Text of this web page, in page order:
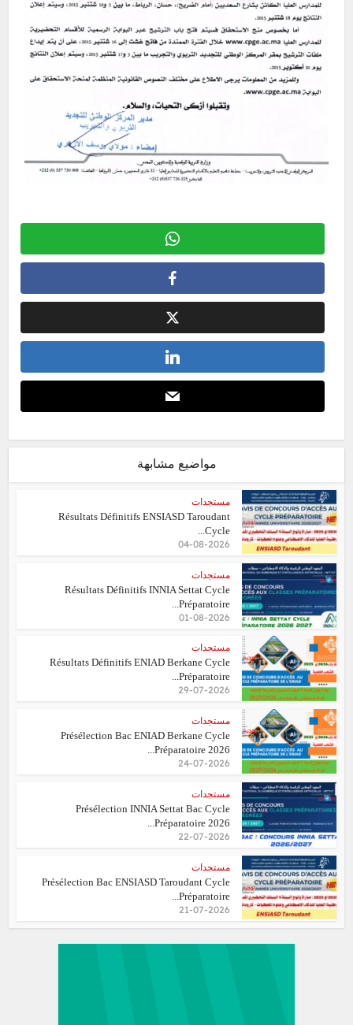
مواضيع مشابهة
مستجدات
Résultats Définitifs ENSIASD Taroudant
Cycle...
04-08-2026
مستجدات
Résultats Définitifs INNIA Settat Cycle
Préparatoire...
01-08-2026
مستجدات
Résultats Définitifs ENIAD Berkane Cycle
Préparatoire...
29-07-2026
مستجدات
Présélection Bac ENIAD Berkane Cycle
Préparatoire 2026...
24-07-2026
مستجدات
Présélection INNIA Settat Bac Cycle
Préparatoire 2026...
22-07-2026
مستجدات
Présélection Bac ENSIASD Taroudant Cycle
Préparatoire...
21-07-2026